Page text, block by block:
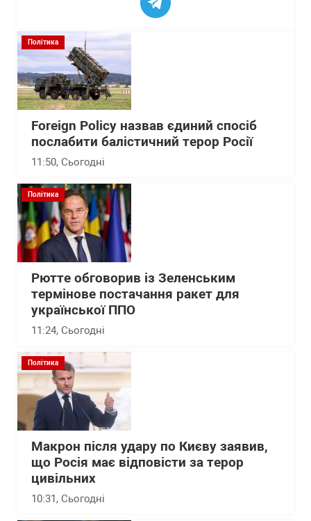
Політика
Foreign Policy назвав єдиний спосіб
послабити балістичний терор Росії
11:50, Сьогодні
Політика
Рютте обговорив із Зеленським
термінове постачання ракет для
української ППО
11:24, Сьогодні
Політика
Макрон після удару по Києву заявив,
що Росія має відповісти за терор
цивільних
10:31, Сьогодні